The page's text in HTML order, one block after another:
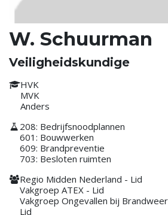
W. Schuurman
Veiligheidskundige
HVK
MVK
Anders
208: Bedrijfsnoodplannen
601: Bouwwerken
609: Brandpreventie
703: Besloten ruimten
Regio Midden Nederland - Lid
Vakgroep ATEX - Lid
Vakgroep Ongevallen bij
Lid